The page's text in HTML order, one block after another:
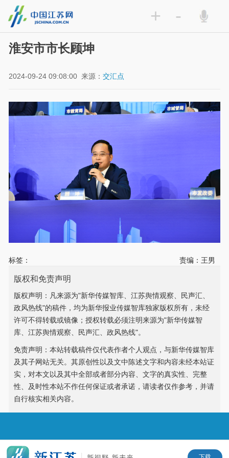
+ -
淮安市市长顾坤
2024-09-24 09:08:00 来源：交汇点
标签： 责编：王男
版权和免责声明
版权声明：凡来源为"新华传媒智库、江苏舆情观察、民声汇、
政风热线"的稿件，均为新华报业传媒智库独家版权所有，未经
许可不得转载或镜像；授权转载必须注明来源为"新华传媒智
库、江苏舆情观察、民声汇、政风热线"。
免责声明：本站转载稿件仅代表作者个人观点，与新华传媒智库
及其子网站无关。其原创性以及文中陈述文字和内容未经本站证
实，对本文以及其中全部或者部分内容、文字的真实性、完整
性、及时性本站不作任何保证或者承诺，请读者仅作参考，并请
自行核实相关内容。